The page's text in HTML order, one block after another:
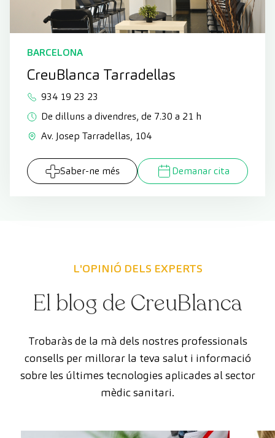
BARCELONA
CreuBlanca Tarradellas
934 19 23 23
De dilluns a divendres, de 7.30 a 21 h
Av. Josep Tarradellas, 104
Saber-ne més Demanar cita
L'OPINIÓ DELS EXPERTS
El blog de CreuBlanca
Trobaràs de la mà dels nostres professionals
consells per millorar la teva salut i informació
sobre les últimes tecnologies aplicades al sector
mèdic sanitari.